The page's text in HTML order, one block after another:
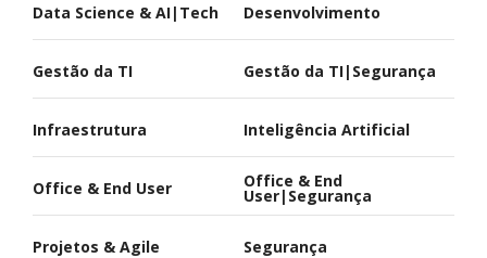
Data Science & AI|Tech Desenvolvimento
Gestão da TI Gestão da TI|Segurança
Infraestrutura Inteligência Artificial
Office & End User Office & End
User|Segurança
Projetos & Agile Segurança